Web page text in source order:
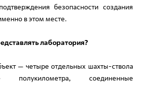
безопасности создания
в этом месте.
лаборатория?
— четыре отдельных шахты-ствола
полукилометра, соединенные